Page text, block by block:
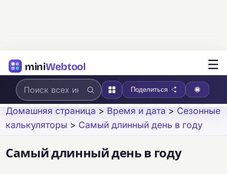
miniWebtool ☰
Поделиться
Домашняя страница > Время и дата > Сезонные
калькуляторы > Самый длинный день в году
Самый длинный день в году